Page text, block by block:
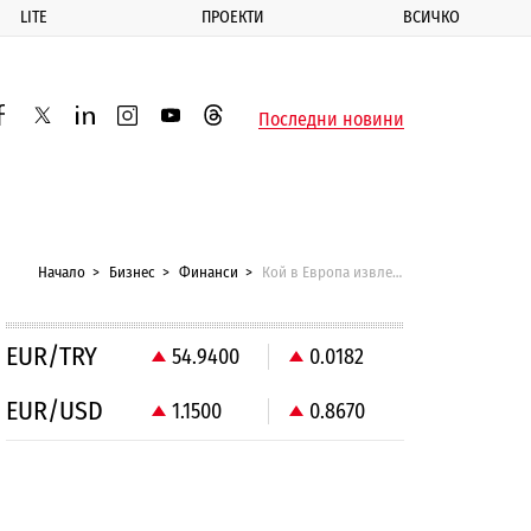
LITE ПРОЕКТИ ВСИЧКО
twitterlinkedininstagram
youtubethreadsПоследни новини
Начало Бизнес Финанси Кой в Европа извлече най-много ползи от еврозоната
EUR/TRY 54.9400 0.0182
EUR/USD 1.1500 0.8670